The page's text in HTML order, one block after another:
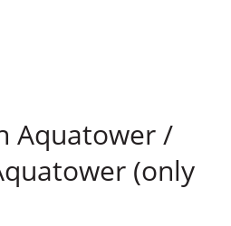
Aquatower /
(only